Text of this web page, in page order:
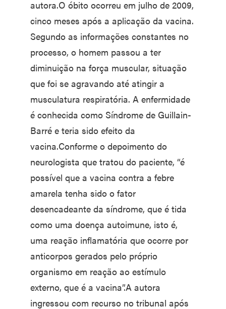
autora.O óbito ocorreu em julho de 2009,
cinco meses após a aplicação da vacina.
Segundo as informações constantes no
processo, o homem passou a ter
diminuição na força muscular, situação
que foi se agravando até atingir a
musculatura respiratória. A enfermidade
é conhecida como Síndrome de Guillain-
Barré e teria sido efeito da
vacina.Conforme o depoimento do
neurologista que tratou do paciente, “é
possível que a vacina contra a febre
amarela tenha sido o fator
desencadeante da síndrome, que é tida
como uma doença autoimune, isto é,
uma reação inflamatória que ocorre por
anticorpos gerados pelo próprio
organismo em reação ao estímulo
externo, que é a vacina”.A autora
ingressou com recurso no tribunal após